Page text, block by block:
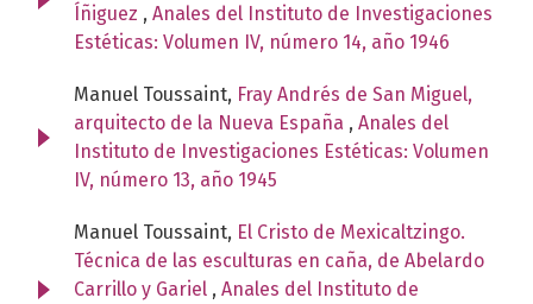
Íñiguez , Anales del Instituto de Investigaciones
Estéticas: Volumen IV, número 14, año 1946
Manuel Toussaint, Fray Andrés de San Miguel,
arquitecto de la Nueva España , Anales del
Instituto de Investigaciones Estéticas: Volumen
IV, número 13, año 1945
Manuel Toussaint, El Cristo de Mexicaltzingo.
Técnica de las esculturas en caña, de Abelardo
Carrillo y Gariel , Anales del Instituto de